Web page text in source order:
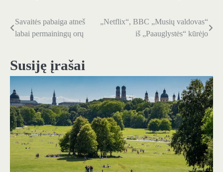
Navigacija
įrašų
Savaitės pabaiga atneš
labai permainingų orų
„Netflix“, BBC „Musių valdovas“
iš „Paauglystės“ kūrėjo
Susiję įrašai